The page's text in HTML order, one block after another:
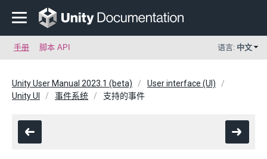
手册 脚本 API 语言: 中文
Unity User Manual 2023.1 (beta)
User interface (UI)
Unity UI
事件系统 支持的事件